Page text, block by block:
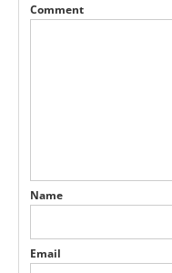
Comment
Name
Email